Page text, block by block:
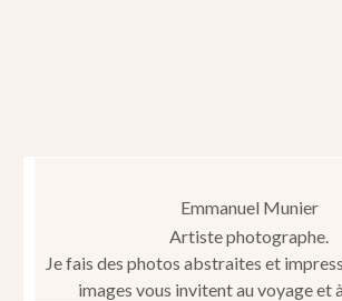
Emmanuel Munier
Artiste photographe.
Je fais des photos abstraites et
images vous invitent au voyage et